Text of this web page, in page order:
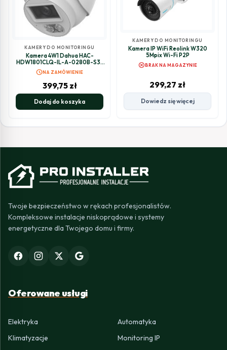
KAMERY DO MONITORINGU
Kamera 4W1 Dahua HAC-
HDW1801CLQ-IL-A-0280B-S3-
DIP
scheduleNA ZAMÓWIENIE
399,75 zł
Dodaj do koszyka
KAMERY DO MONITORINGU
Kamera IP WiFi Reolink W320
5Mpix Wi-Fi P2P
cancelBRAK NA MAGAZYNIE
299,27 zł
Dowiedz się więcej
Twoje bezpieczeństwo w rękach profesjonalistów.
Kompleksowe instalacje niskoprądowe i systemy
energetyczne dla Twojego domu i firmy.
Oferowane usługi
Elektryka
Automatyka
Klimatyzacje
Monitoring IP